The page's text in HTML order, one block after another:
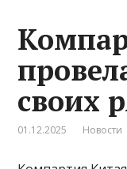
своих
01.12.2025 Новости